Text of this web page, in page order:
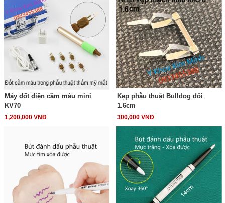
Máy đốt điện cầm máu mini
KV70
1,200,000 VNĐ
Kẹp phẫu thuật Bulldog đôi
1.6cm
300,000 VNĐ